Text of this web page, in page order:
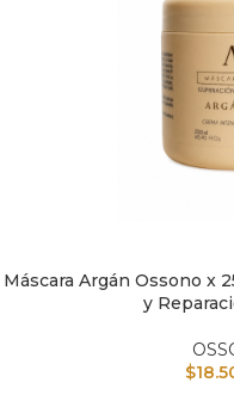
AÑADIR AL CARRITO
Máscara Argán Ossono x
y
$